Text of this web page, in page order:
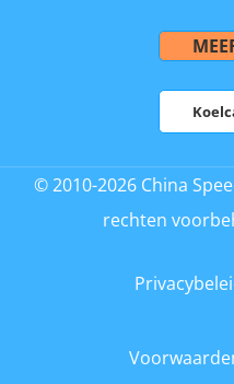
© 2010-2026 China
rechten